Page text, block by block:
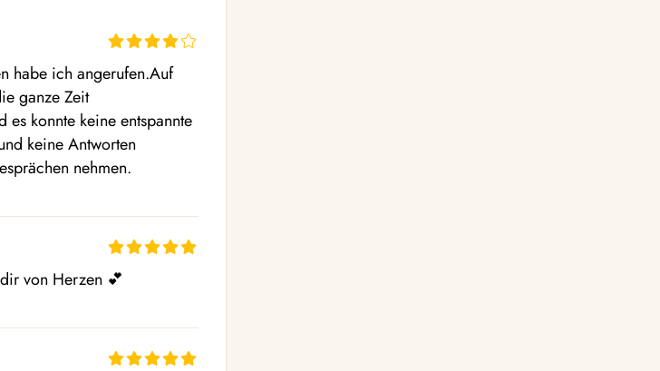
habe ich angerufen.Auf
ganze Zeit
konnte keine entspannte
keine Antworten
nehmen.
von Herzen 💕